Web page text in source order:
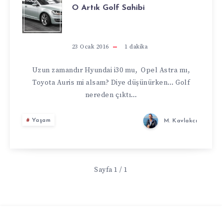
ARTIK
GOLF
SAHIBI
O Artık Golf Sahibi
23 Ocak 2016 1 dakika
Uzun zamandır Hyundai i30 mu, Opel Astra mı,
Toyota Auris mi alsam? Diye düşünürken… Golf
nereden çıktı…
Yaşam M. Kavlakcı
Sayfa 1 / 1